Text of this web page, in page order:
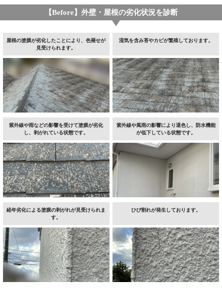
【Before】外壁・屋根の劣化状況を診断
屋根の塗膜が劣化したことにより、色褪せが
見受けられます。
湿気を含み苔やカビが繁殖しております。
紫外線や雨などの影響を受けて塗膜が劣化
し、剥がれている状態です。
紫外線や風雨の影響により退色し、防水機能
が低下している状態です。
経年劣化による塗膜の剥がれが見受けられま
す。
ひび割れが発生しております。